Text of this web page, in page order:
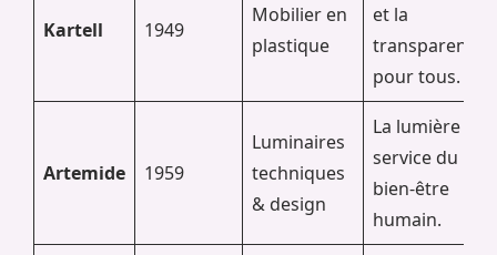
Kartell 1949
Mobilier en
plastique
et la
transparence
pour tous.
Artemide 1959
Luminaires
techniques
& design
La lumière au
service du
bien-être
humain.